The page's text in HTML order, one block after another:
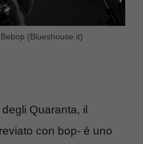
(Blueshouse.it)
Quaranta, il
con bop- è uno